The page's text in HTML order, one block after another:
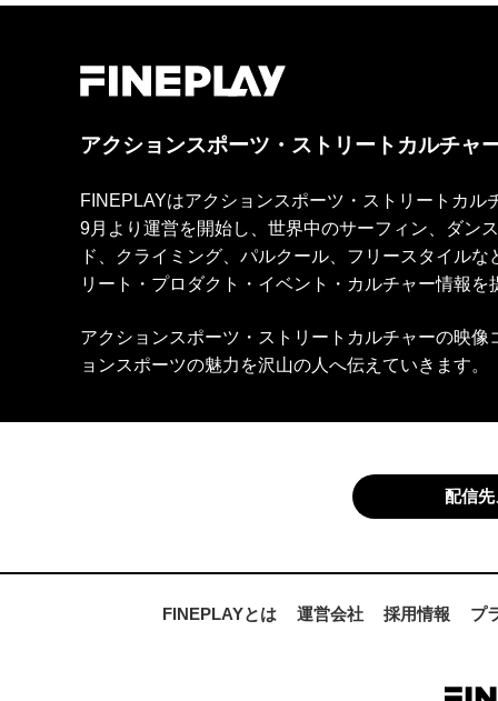
アクションスポーツ・ストリートカルチャ
FINEPLAYはアクションスポーツ・ストリートカ
9月より運営を開始し、世界中のサーフィン、ダン
ド、クライミング、パルクール、フリースタイル
リート・プロダクト・イベント・カルチャー情報を
アクションスポーツ・ストリートカルチャーの映
ョンスポーツの魅力を沢山の人へ伝えていきます。
配信
FINEPLAYとは 運営会社 採用情報 プ